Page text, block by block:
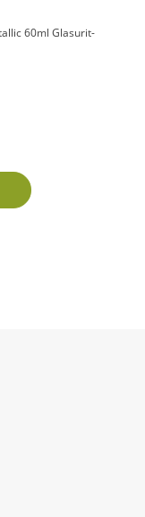
60ml Glasurit-